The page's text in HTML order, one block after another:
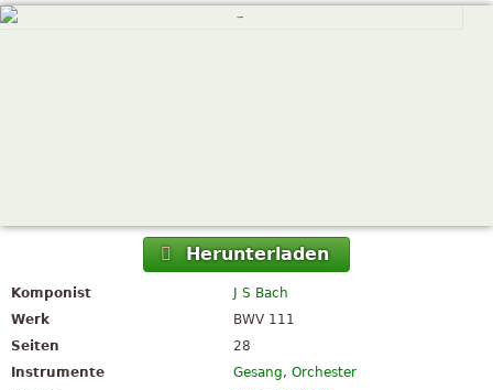
Herunterladen
Komponist
J S Bach
Werk
BWV 111
Seiten
28
Instrumente
Gesang,Orchester